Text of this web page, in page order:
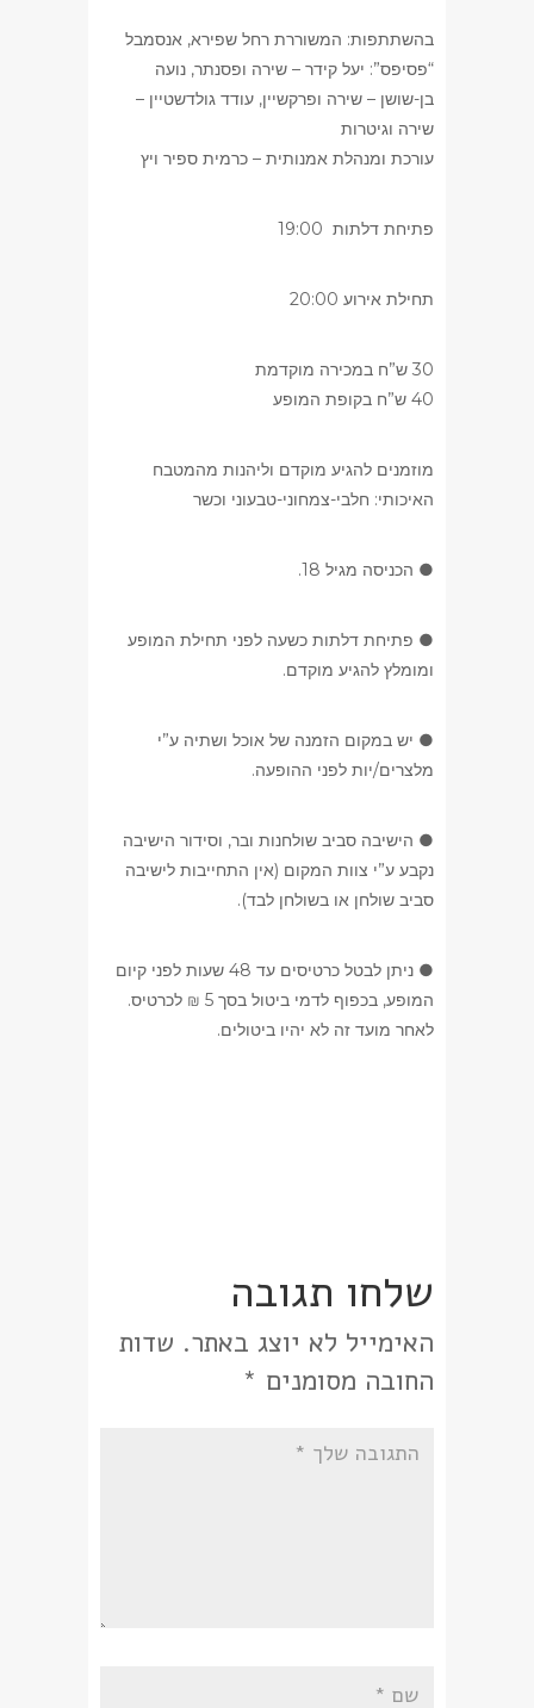
בהשתתפות: המשוררת רחל שפירא, אנסמבל
“פסיפס”: יעל קידר – שירה ופסנתר, נועה
בן-שושן – שירה ופרקשיין, עודד גולדשטיין –
שירה וגיטרות
עורכת ומנהלת אמנותית – כרמית ספיר ויץ
פתיחת דלתות 19:00
תחילת אירוע 20:00
30 ש”ח במכירה מוקדמת
40 ש”ח בקופת המופע
מוזמנים להגיע מוקדם וליהנות מהמטבח
האיכותי: חלבי-צמחוני-טבעוני וכשר​
● הכניסה מגיל 18.
● פתיחת דלתות כשעה לפני תחילת המופע
ומומלץ להגיע מוקדם.
● יש במקום הזמנה של אוכל ושתיה ע”י
מלצרים/יות לפני ההופעה.
● הישיבה סביב שולחנות ובר, וסידור הישיבה
נקבע ע”י צוות המקום (אין התחייבות לישיבה
סביב שולחן או בשולחן לבד).
● ניתן לבטל כרטיסים עד 48 שעות לפני קיום
המופע, בכפוף לדמי ביטול בסך 5 ₪ לכרטיס.
לאחר מועד זה לא יהיו ביטולים.
שלחו תגובה
האימייל לא יוצג באתר. שדות
החובה מסומנים *